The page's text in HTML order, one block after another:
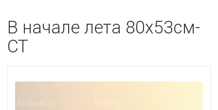
В начале лета 80x53см-
CT